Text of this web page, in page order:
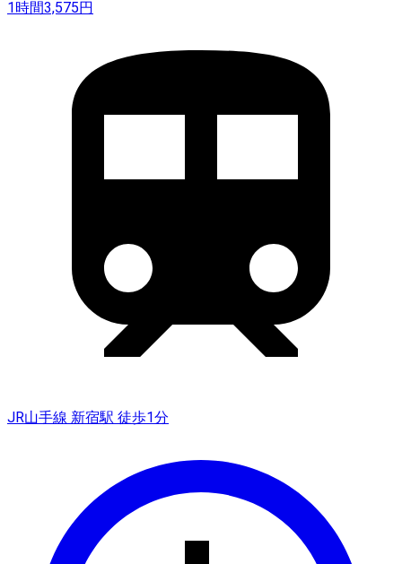
1時間3,575円
JR山手線 新宿駅 徒歩1分